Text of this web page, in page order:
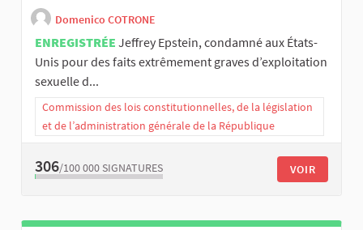
Domenico COTRONE
ENREGISTRÉE Jeffrey Epstein, condamné aux États-
Unis pour des faits extrêmement graves d’exploitation
sexuelle d...
Commission des lois constitutionnelles, de la législation
et de l’administration générale de la République
306/100 000 SIGNATURES VOIR